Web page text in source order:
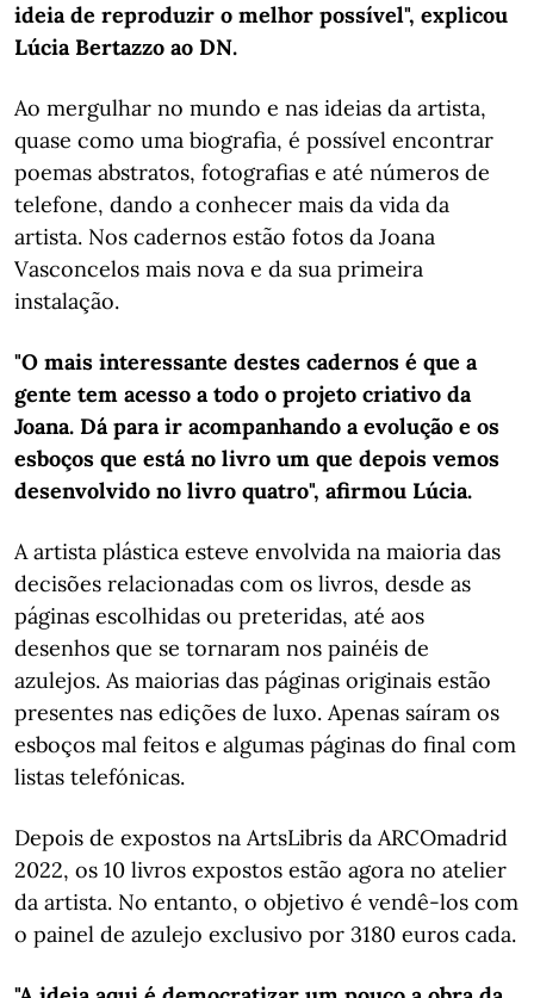
ideia de reproduzir o melhor possível", explicou
Lúcia Bertazzo ao DN.
Ao mergulhar no mundo e nas ideias da artista,
quase como uma biografia, é possível encontrar
poemas abstratos, fotografias e até números de
telefone, dando a conhecer mais da vida da
artista. Nos cadernos estão fotos da Joana
Vasconcelos mais nova e da sua primeira
instalação.
"O mais interessante destes cadernos é que a
gente tem acesso a todo o projeto criativo da
Joana. Dá para ir acompanhando a evolução e os
esboços que está no livro um que depois vemos
desenvolvido no livro quatro", afirmou Lúcia.
A artista plástica esteve envolvida na maioria das
decisões relacionadas com os livros, desde as
páginas escolhidas ou preteridas, até aos
desenhos que se tornaram nos painéis de
azulejos. As maiorias das páginas originais estão
presentes nas edições de luxo. Apenas saíram os
esboços mal feitos e algumas páginas do final com
listas telefónicas.
Depois de expostos na ArtsLibris da ARCOmadrid
2022, os 10 livros expostos estão agora no atelier
da artista. No entanto, o objetivo é vendê-los com
o painel de azulejo exclusivo por 3180 euros cada.